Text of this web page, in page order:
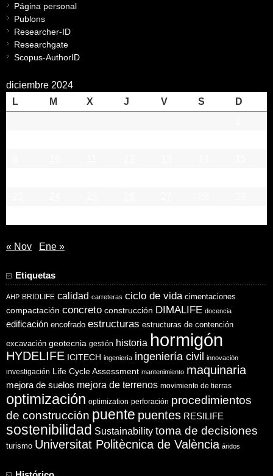
Página personal
Publons
Researcher-ID
Researchgate
Scopus-AuthorID
diciembre 2024
L
M X J V S
D
« Nov Ene »
Etiquetas
AHP BRIDLIFE calidad carreteras ciclo de vida cimentaciones
compactación concreto construcción DIMALIFE docencia
edificación encofrado estructuras estructuras de contención
excavación geotecnia gestión historia hormigón
HYDELIFE ICITECH ingeniería ingeniería civil innovación
investigación Life Cycle Assessment mantenimiento maquinaria
mejora de suelos mejora de terrenos movimiento de tierras
optimización optimization perforación procedimientos
de construcción puente puentes RESILIFE
sostenibilidad Sustainability toma de decisiones
turismo Universitat Politècnica de València áridos